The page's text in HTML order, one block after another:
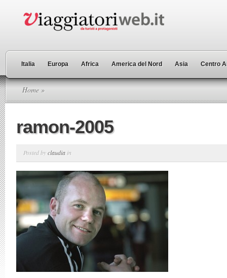
Italia Europa Africa America del Nord Asia Centro
Home »
ramon-2005
Posted byclaudia in